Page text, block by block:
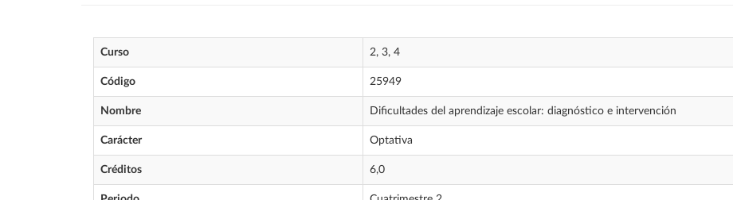
Curso 2, 3, 4
Código 25949
Nombre Dificultades del aprendizaje escolar: diagnóstico e intervención
Carácter Optativa
Créditos 6,0